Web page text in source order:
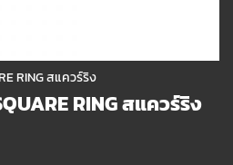
RING สแควร์ริง
RING สแควร์ริง